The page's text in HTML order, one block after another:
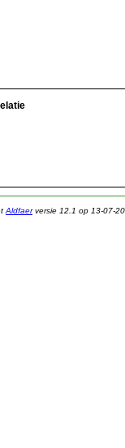
Aldfaerversie 12.1 op 13-07-